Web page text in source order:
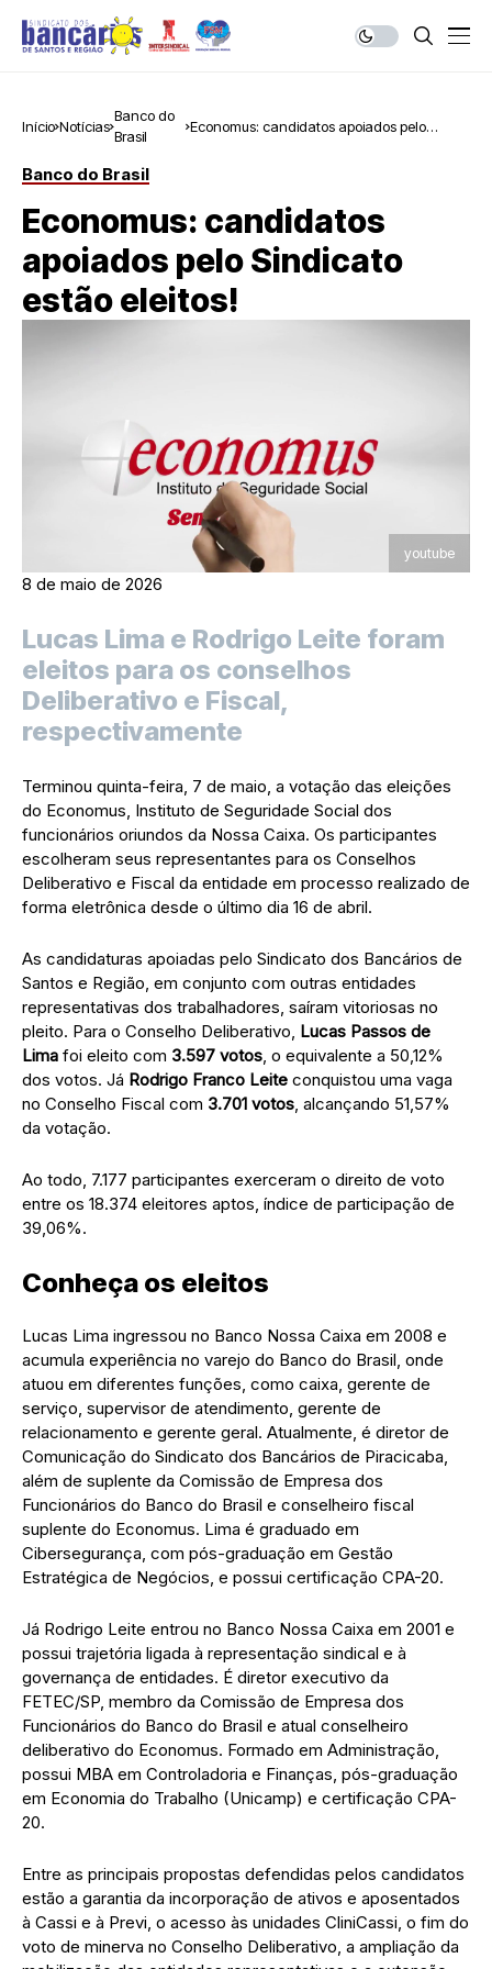
Início Notícias
Banco do
Brasil
Economus: candidatos apoiados pelo
Banco do Brasil
Economus: candidatos
apoiados pelo Sindicato
estão eleitos!
youtube
8 de maio de 2026
Lucas Lima e Rodrigo Leite foram
eleitos para os conselhos
Deliberativo e Fiscal,
respectivamente
Terminou quinta-feira, 7 de maio, a votação das eleições
do Economus, Instituto de Seguridade Social dos
funcionários oriundos da Nossa Caixa. Os participantes
escolheram seus representantes para os Conselhos
Deliberativo e Fiscal da entidade em processo realizado de
forma eletrônica desde o último dia 16 de abril.
As candidaturas apoiadas pelo Sindicato dos Bancários de
Santos e Região, em conjunto com outras entidades
representativas dos trabalhadores, saíram vitoriosas no
pleito. Para o Conselho Deliberativo, Lucas Passos de
Lima foi eleito com 3.597 votos , o equivalente a 50,12%
dos votos. Já Rodrigo Franco Leite conquistou uma vaga
no Conselho Fiscal com 3.701 votos , alcançando 51,57%
da votação.
Ao todo, 7.177 participantes exerceram o direito de voto
entre os 18.374 eleitores aptos, índice de participação de
39,06%.
Conheça os eleitos
Lucas Lima ingressou no Banco Nossa Caixa em 2008 e
acumula experiência no varejo do Banco do Brasil, onde
atuou em diferentes funções, como caixa, gerente de
serviço, supervisor de atendimento, gerente de
relacionamento e gerente geral. Atualmente, é diretor de
Comunicação do Sindicato dos Bancários de Piracicaba,
além de suplente da Comissão de Empresa dos
Funcionários do Banco do Brasil e conselheiro fiscal
suplente do Economus. Lima é graduado em
Cibersegurança, com pós-graduação em Gestão
Estratégica de Negócios, e possui certificação CPA-20.
Já Rodrigo Leite entrou no Banco Nossa Caixa em 2001 e
possui trajetória ligada à representação sindical e à
governança de entidades. É diretor executivo da
FETEC/SP, membro da Comissão de Empresa dos
Funcionários do Banco do Brasil e atual conselheiro
deliberativo do Economus. Formado em Administração,
possui MBA em Controladoria e Finanças, pós-graduação
em Economia do Trabalho (Unicamp) e certificação CPA-
20.
Entre as principais propostas defendidas pelos candidatos
estão a garantia da incorporação de ativos e aposentados
à Cassi e à Previ, o acesso às unidades CliniCassi, o fim do
voto de minerva no Conselho Deliberativo, a ampliação da